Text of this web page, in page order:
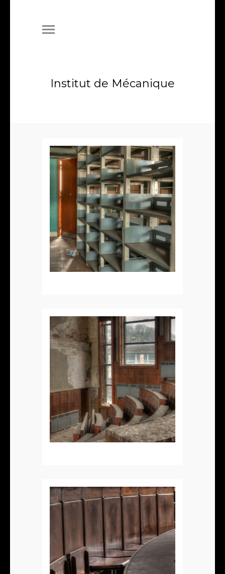
Institut de Mécanique